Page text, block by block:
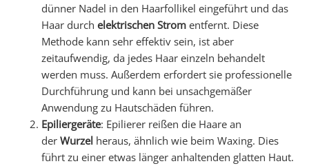
dünner Nadel in den Haarfollikel eingeführt und das
Haar durch elektrischen Strom entfernt. Diese
Methode kann sehr effektiv sein, ist aber
zeitaufwendig, da jedes Haar einzeln behandelt
werden muss. Außerdem erfordert sie professionelle
Durchführung und kann bei unsachgemäßer
Anwendung zu Hautschäden führen.
Epiliergeräte: Epilierer reißen die Haare an
der Wurzel heraus, ähnlich wie beim Waxing. Dies
führt zu einer etwas länger anhaltenden glatten Haut.